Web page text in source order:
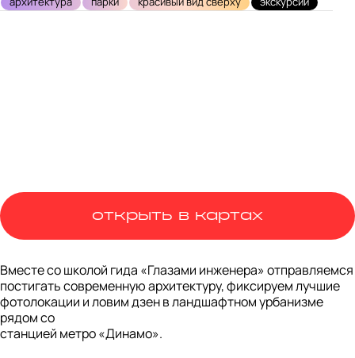
Вместе со школой гида «Глазами инженера» отправляемся
постигать современную архитектуру, фиксируем лучшие
фотолокации и ловим дзен в ландшафтном урбанизме
рядом со
станцией метро «Динамо».
открыть в картах